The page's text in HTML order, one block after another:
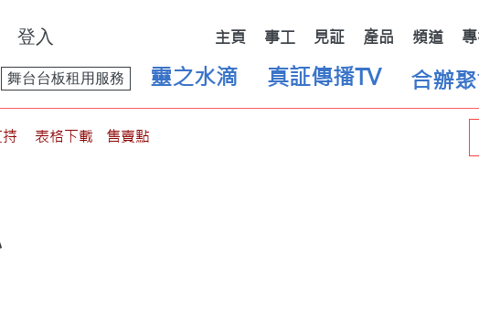
登入 主頁 事工 見証 產品 頻道
靈之水滴
舞台台板租用服務 真証傳播TV 合辦
表格下載 售賣點